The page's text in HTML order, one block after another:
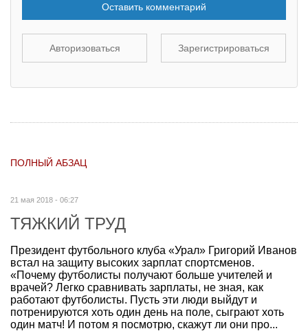
Оставить комментарий
Авторизоваться Зарегистрироваться
ПОЛНЫЙ АБЗАЦ
21 мая 2018 - 06:27
ТЯЖКИЙ ТРУД
Президент футбольного клуба «Урал» Григорий Иванов
встал на защиту высоких зарплат спортсменов.
«Почему футболисты получают больше учителей и
врачей? Легко сравнивать зарплаты, не зная, как
работают футболисты. Пусть эти люди выйдут и
потренируются хоть один день на поле, сыграют хоть
один матч! И потом я посмотрю, скажут ли они про...